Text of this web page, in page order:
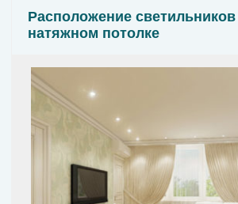
Расположение
натяжном потолке